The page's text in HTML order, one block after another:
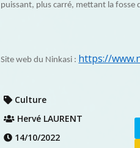
puissant, plus carré, mettant la fosse
Site web du Ninkasi : https://
Culture
Hervé LAURENT
14/10/2022